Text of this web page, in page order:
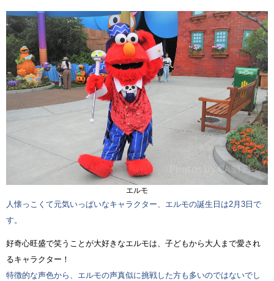
エルモ
人懐っこくて元気いっぱいなキャラクター、エルモの誕生日は2月3日で
す。
好奇心旺盛で笑うことが大好きなエルモは、子どもから大人まで愛され
るキャラクター！
特徴的な声色から、エルモの声真似に挑戦した方も多いのではないでし